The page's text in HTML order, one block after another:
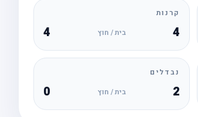
קרנות
4 בית / חוץ 4
נבדלים
2 בית / חוץ 0